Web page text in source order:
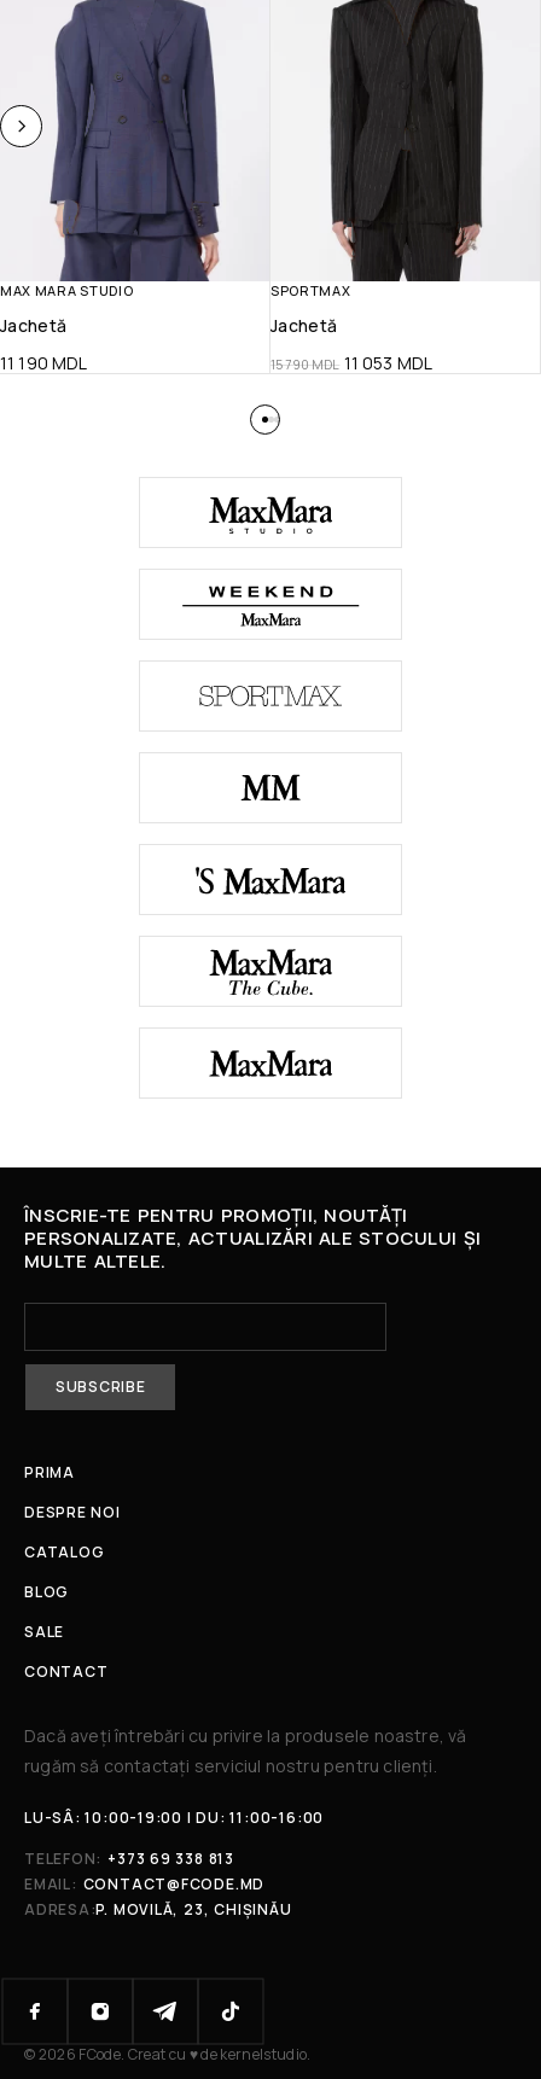
MAX MARA STUDIO
Jachetă
11 190 MDL
SPORTMAX
Jachetă
15 790MDL 11 053 MDL
ÎNSCRIE-TE PENTRU PROMOȚII, NOUTĂȚI
PERSONALIZATE, ACTUALIZĂRI ALE STOCULUI ȘI
MULTE ALTELE.
PRIMA
DESPRE NOI
CATALOG
BLOG
SALE
CONTACT
Dacă aveți întrebări cu privire la produsele noastre, vă
rugăm să contactați serviciul nostru pentru clienți.​
LU-SÂ: 10:00-19:00 | DU: 11:00-16:00
TELEFON: +373 69 338 813
EMAIL: CONTACT@FCODE.MD
ADRESA:P. MOVILĂ, 23, CHIȘINĂU
© 2026 FCode. Creat cu ♥ de kernelstudio.